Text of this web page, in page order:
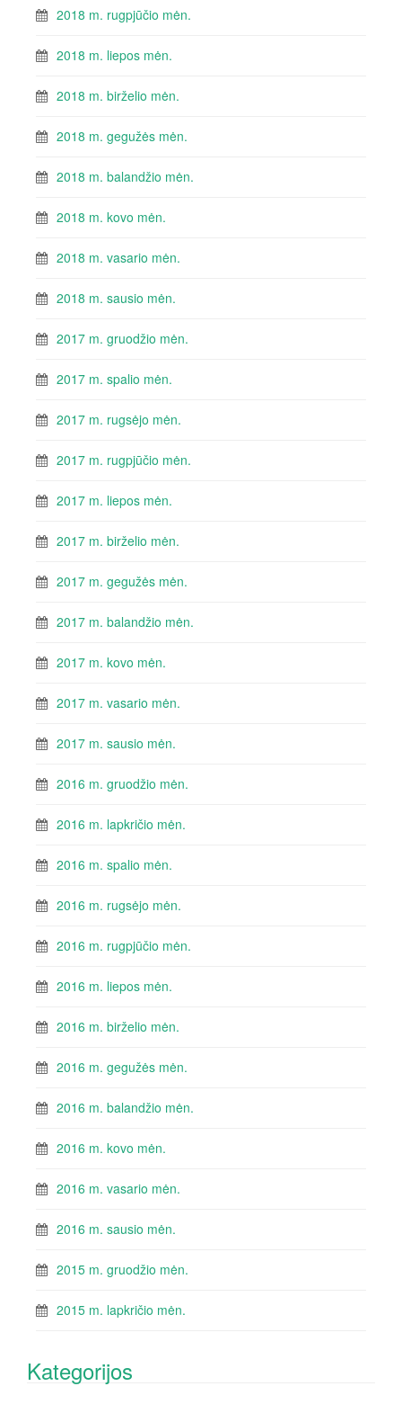
2018 m. rugpjūčio mėn.
2018 m. liepos mėn.
2018 m. birželio mėn.
2018 m. gegužės mėn.
2018 m. balandžio mėn.
2018 m. kovo mėn.
2018 m. vasario mėn.
2018 m. sausio mėn.
2017 m. gruodžio mėn.
2017 m. spalio mėn.
2017 m. rugsėjo mėn.
2017 m. rugpjūčio mėn.
2017 m. liepos mėn.
2017 m. birželio mėn.
2017 m. gegužės mėn.
2017 m. balandžio mėn.
2017 m. kovo mėn.
2017 m. vasario mėn.
2017 m. sausio mėn.
2016 m. gruodžio mėn.
2016 m. lapkričio mėn.
2016 m. spalio mėn.
2016 m. rugsėjo mėn.
2016 m. rugpjūčio mėn.
2016 m. liepos mėn.
2016 m. birželio mėn.
2016 m. gegužės mėn.
2016 m. balandžio mėn.
2016 m. kovo mėn.
2016 m. vasario mėn.
2016 m. sausio mėn.
2015 m. gruodžio mėn.
2015 m. lapkričio mėn.
Kategorijos